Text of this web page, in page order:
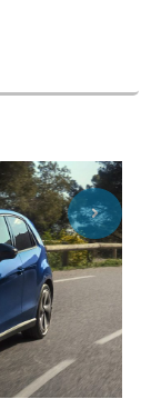
Next